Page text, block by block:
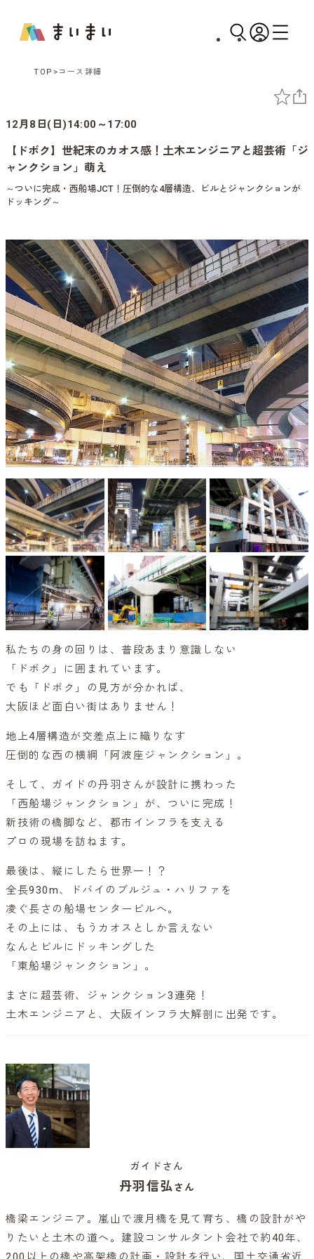
TOP コース詳細
12月8日(日)14:00～17:00
【ドボク】世紀末のカオス感！土木エンジニアと超芸術「ジ
ャンクション」萌え
～ついに完成・西船場JCT！圧倒的な4層構造、ビルとジャンクションが
ドッキング～
私たちの身の回りは、普段あまり意識しない
「ドボク」に囲まれています。
でも「ドボク」の見方が分かれば、
大阪ほど面白い街はありません！
地上4層構造が交差点上に織りなす
圧倒的な西の横綱「阿波座ジャンクション」。
そして、ガイドの丹羽さんが設計に携わった
「西船場ジャンクション」が、ついに完成！
新技術の橋脚など、都市インフラを支える
プロの現場を訪ねます。
最後は、縦にしたら世界一！？
全長930m、ドバイのブルジュ・ハリファを
凌ぐ長さの船場センタービルへ。
その上には、もうカオスとしか言えない
なんとビルにドッキングした
「東船場ジャンクション」。
まさに超芸術、ジャンクション3連発！
土木エンジニアと、大阪インフラ大解剖に出発です。
ガイドさん
丹羽信弘さん
橋梁エンジニア。嵐山で渡月橋を見て育ち、橋の設計がや
りたいと土木の道へ。建設コンサルタント会社で約40年、